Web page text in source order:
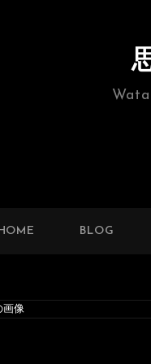
BLOG
画像